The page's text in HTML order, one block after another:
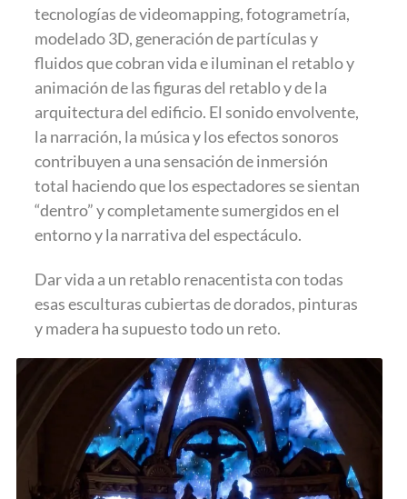
tecnologías de videomapping, fotogrametría,
modelado 3D, generación de partículas y
fluidos que cobran vida e iluminan el retablo y
animación de las figuras del retablo y de la
arquitectura del edificio. El sonido envolvente,
la narración, la música y los efectos sonoros
contribuyen a una sensación de inmersión
total haciendo que los espectadores se sientan
“dentro” y completamente sumergidos en el
entorno y la narrativa del espectáculo.
Dar vida a un retablo renacentista con todas
esas esculturas cubiertas de dorados, pinturas
y madera ha supuesto todo un reto.